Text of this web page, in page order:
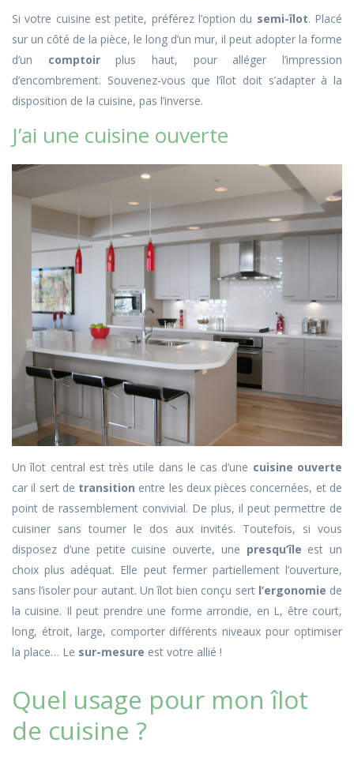
Si votre cuisine est petite, préférez l’option du semi-îlot. Placé
sur un côté de la pièce, le long d’un mur, il peut adopter la forme
d’un comptoirplus haut, pour alléger l’impression
d’encombrement. Souvenez-vous que l’îlot doit s’adapter à la
disposition de la cuisine, pas l’inverse.
J’ai une cuisine ouverte
Un îlot central est très utile dans le cas d’une cuisine ouverte
car il sert de transition entre les deux pièces concernées, et de
point de rassemblement convivial. De plus, il peut permettre de
cuisiner sans tourner le dos aux invités. Toutefois, si vous
disposez d’une petite cuisine ouverte, une presqu’île est un
choix plus adéquat. Elle peut fermer partiellement l’ouverture,
sans l’isoler pour autant. Un îlot bien conçu sert l’ergonomie de
la cuisine. Il peut prendre une forme arrondie, en L, être court,
long, étroit, large, comporter différents niveaux pour optimiser
la place… Le sur-mesure est votre allié !
Quel usage pour mon îlot
de cuisine ?